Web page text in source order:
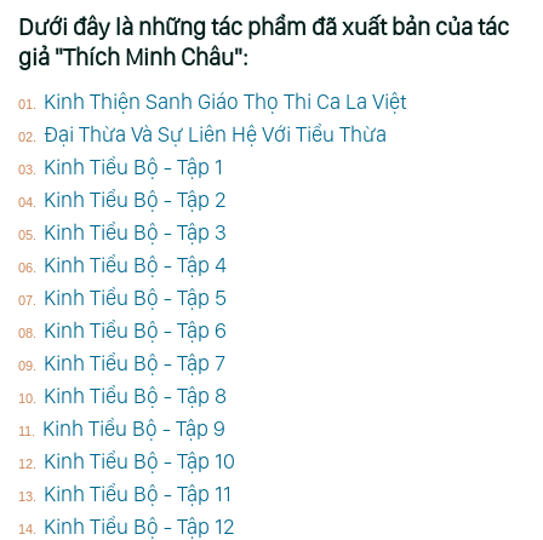
Dưới đây là những tác phẩm đã xuất bản của tác
giả "Thích Minh Châu":
Kinh Thiện Sanh Giáo Thọ Thi Ca La Việt
Đại Thừa Và Sự Liên Hệ Với Tiểu Thừa
Kinh Tiểu Bộ - Tập 1
Kinh Tiểu Bộ - Tập 2
Kinh Tiểu Bộ - Tập 3
Kinh Tiểu Bộ - Tập 4
Kinh Tiểu Bộ - Tập 5
Kinh Tiểu Bộ - Tập 6
Kinh Tiểu Bộ - Tập 7
Kinh Tiểu Bộ - Tập 8
Kinh Tiểu Bộ - Tập 9
Kinh Tiểu Bộ - Tập 10
Kinh Tiểu Bộ - Tập 11
Kinh Tiểu Bộ - Tập 12